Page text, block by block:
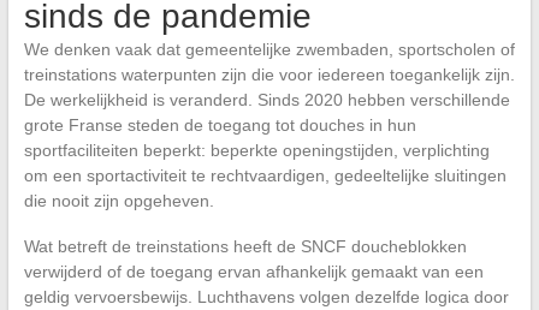
sinds de pandemie
We denken vaak dat gemeentelijke zwembaden, sportscholen of
treinstations waterpunten zijn die voor iedereen toegankelijk zijn.
De werkelijkheid is veranderd. Sinds 2020 hebben verschillende
grote Franse steden de toegang tot douches in hun
sportfaciliteiten beperkt: beperkte openingstijden, verplichting
om een sportactiviteit te rechtvaardigen, gedeeltelijke sluitingen
die nooit zijn opgeheven.
Wat betreft de treinstations heeft de SNCF doucheblokken
verwijderd of de toegang ervan afhankelijk gemaakt van een
geldig vervoersbewijs. Luchthavens volgen dezelfde logica door